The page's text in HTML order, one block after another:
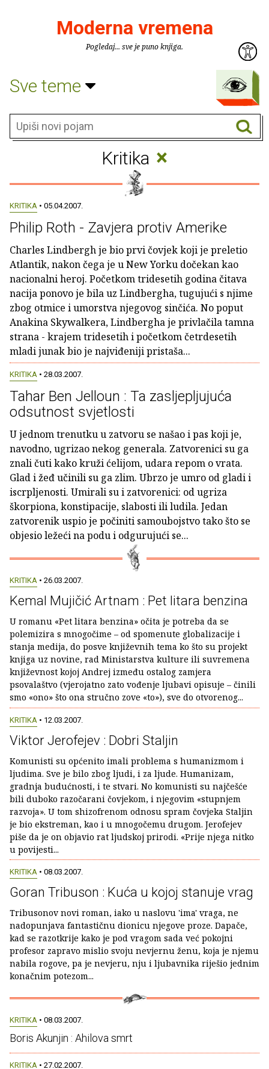
Moderna vremena
Pogledaj... sve je puno knjiga.
Sve teme
Kritika ×
KRITIKA • 05.04.2007.
Philip Roth - Zavjera protiv Amerike
Charles Lindbergh je bio prvi čovjek koji je preletio
Atlantik, nakon čega je u New Yorku dočekan kao
nacionalni heroj. Početkom tridesetih godina čitava
nacija ponovo je bila uz Lindbergha, tugujući s njime
zbog otmice i umorstva njegovog sinčića. No poput
Anakina Skywalkera, Lindbergha je privlačila tamna
strana - krajem tridesetih i početkom četrdesetih
mladi junak bio je najviđeniji pristaša...
KRITIKA • 28.03.2007.
Tahar Ben Jelloun : Ta zasljepljujuća
odsutnost svjetlosti
U jednom trenutku u zatvoru se našao i pas koji je,
navodno, ugrizao nekog generala. Zatvorenici su ga
znali čuti kako kruži ćelijom, udara repom o vrata.
Glad i žeđ učinili su ga zlim. Ubrzo je umro od gladi i
iscrpljenosti. Umirali su i zatvorenici: od ugriza
škorpiona, konstipacije, slabosti ili ludila. Jedan
zatvorenik uspio je počiniti samoubojstvo tako što se
objesio ležeći na podu i odgurujući se...
KRITIKA • 26.03.2007.
Kemal Mujičić Artnam : Pet litara benzina
U romanu «Pet litara benzina» očita je potreba da se
polemizira s mnogočime – od spomenute globalizacije i
stanja medija, do posve književnih tema ko što su projekt
knjiga uz novine, rad Ministarstva kulture ili suvremena
književnost kojoj Andrej između ostalog zamjera
psovalaštvo (vjerojatno zato vođenje ljubavi opisuje – činili
smo «ono» što ona stručno zove «to»), sve do otvorenog...
KRITIKA • 12.03.2007.
Viktor Jerofejev : Dobri Staljin
Komunisti su općenito imali problema s humanizmom i
ljudima. Sve je bilo zbog ljudi, i za ljude. Humanizam,
gradnja budućnosti, i te stvari. No komunisti su najčešće
bili duboko razočarani čovjekom, i njegovim «stupnjem
razvoja». U tom shizofrenom odnosu spram čovjeka Staljin
je bio ekstreman, kao i u mnogočemu drugom. Jerofejev
piše da je on objavio rat ljudskoj prirodi. «Prije njega nitko
u povijesti...
KRITIKA • 08.03.2007.
Goran Tribuson : Kuća u kojoj stanuje vrag
Tribusonov novi roman, iako u naslovu 'ima' vraga, ne
nadopunjava fantastičnu dionicu njegove proze. Dapače,
kad se razotkrije kako je pod vragom sada već pokojni
profesor zapravo mislio svoju nevjernu ženu, koja je njemu
nabila rogove, pa je nevjeru, nju i ljubavnika riješio jednim
konačnim potezom...
KRITIKA • 08.03.2007.
Boris Akunjin : Ahilova smrt
KRITIKA • 27.02.2007.